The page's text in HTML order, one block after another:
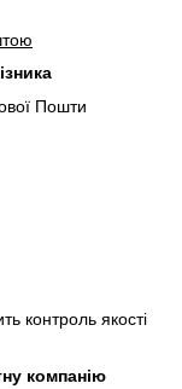
Пошти
контроль якості
компанію